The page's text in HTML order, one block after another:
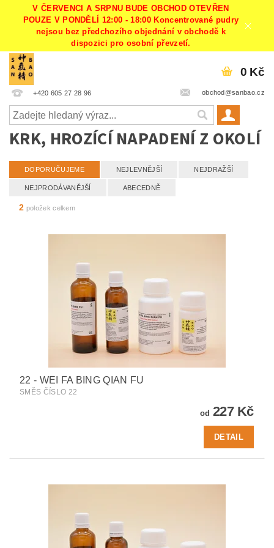
V ČERVENCI A SRPNU BUDE OBCHOD OTEVŘEN
POUZE V PONDĚLÍ 12:00 - 18:00 Koncentrované pudry
nejsou bez předchozího objednání v obchodě k
dispozici pro osobní převzetí.
+420 605 27 28 96 obchod@sanbao.cz
0 Kč
KRK, HROZÍCÍ NAPADENÍ Z OKOLÍ
DOPORUČUJEME NEJLEVNĚJŠÍ NEJDRAŽŠÍ
NEJPRODÁVANĚJŠÍ ABECEDNĚ
2 položek celkem
22 - WEI FA BING QIAN FU
SMĚS ČÍSLO 22
od 227 Kč
DETAIL